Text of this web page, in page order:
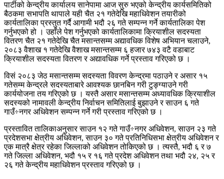
पार्टीको केन्द्रीय कार्यालय सानेपामा आज सुरु भएको केन्द्रीय कार्यसमितिको
बैठकमा सभापति थापाले यही चैत २१ गतेदेखि महाधिवेशन तयारीको
कार्यतालिका प्रस्तुत गर्दै आगामी भदौ २६ गते सम्पन्न गर्ने कार्यतालिका पेश
गर्नुभएको हो । उहाँले पेश गर्नुभएको कार्यतालिकामा क्रियाशील सदस्यता
वितरण चैत २१ गतेदेखि चैत मसान्तसम्म अद्यावधिक विशेष अभियान चलाउने,
२०८३ वैशाख १ गतेदेखि वैशाख मसान्तसम्म ६ हजार ७४३ वटै वडाबाट
क्रियाशील सदस्यता वितरण र अद्यावधिक गर्ने प्रस्ताव गरिएको छ ।
विसं २०८३ जेठ मसान्तसम्म सदस्यता विवरण केन्द्रमा पठाउने र असार १५
गतेसम्म केन्द्रले सदस्यताबारे आवश्यक छानबिन गरी टुङ्ग्याउने गरी
कार्ययोजना तय गरिएको छ । यस्तै असार मसान्तसम्म अध्यावधिक क्रियाशील
सदस्यको नामावली केन्द्रीय निर्वाचन समितिलाई बुझाउने र साउन ६ गते
गाउँ÷नगर अधिवेशन सम्पन्न गर्ने गरी प्रस्ताव गरिएको छ ।
प्रस्तावित तालिकाअनुसार साउन १२ गते गाउँ÷नगर अधिवेशन, साउन २३ गते
प्रदेशसभा क्षेत्रीय अधिवेशन, साउन ३० गते प्रतिनिधिसभा क्षेत्रीय अधिवेशन र
एक मात्रै क्षेत्र रहेका जिल्लाको अधिवेशन तोकिएको छ । त्यस्तै, भदौ ६ र ७
गते जिल्ला अधिवेशन, भदौ १५ र १६ गते प्रदेश अधिवेशन तथा भदौ २४, २५ र
२६ गते केन्द्रीय महाधिवेशन प्रस्ताव गरिएको छ ।